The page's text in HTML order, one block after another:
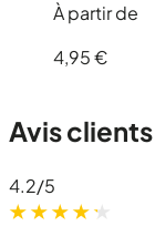
À partir de
4,95 €
Avis clients
4.2/5